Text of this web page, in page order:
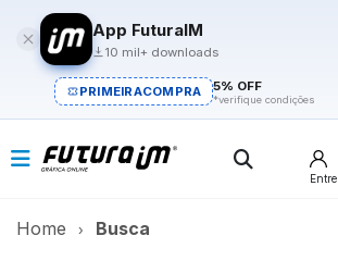
App FuturaIM
10 mil+ downloads
PRIMEIRACOMPRA 5% OFF
*verifique condições
Entre
Home Busca